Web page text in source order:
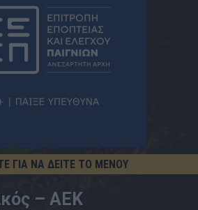
ΓΙΑ ΝΑ ΔΕΙΤΕ ΤΟ ΜΕΝΟΥ
– ΑΕΚ